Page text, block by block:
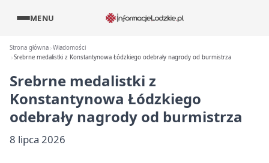
MENU
Strona główna Wiadomości
Srebrne medalistki z Konstantynowa Łódzkiego odebrały nagrody od burmistrza
Srebrne medalistki z
Konstantynowa Łódzkiego
odebrały nagrody od burmistrza
8 lipca 2026